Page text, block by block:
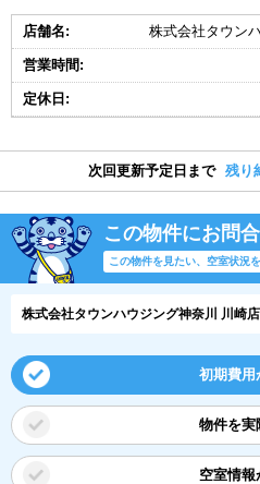
店舗名: 株式会社タウン
営業時間:
定休日:
次回更新予定日まで 残り
この物件にお問
この物件を見たい、空室状況
株式会社タウンハウジング神奈川 川崎店
初期費用
物件を実
空室情報